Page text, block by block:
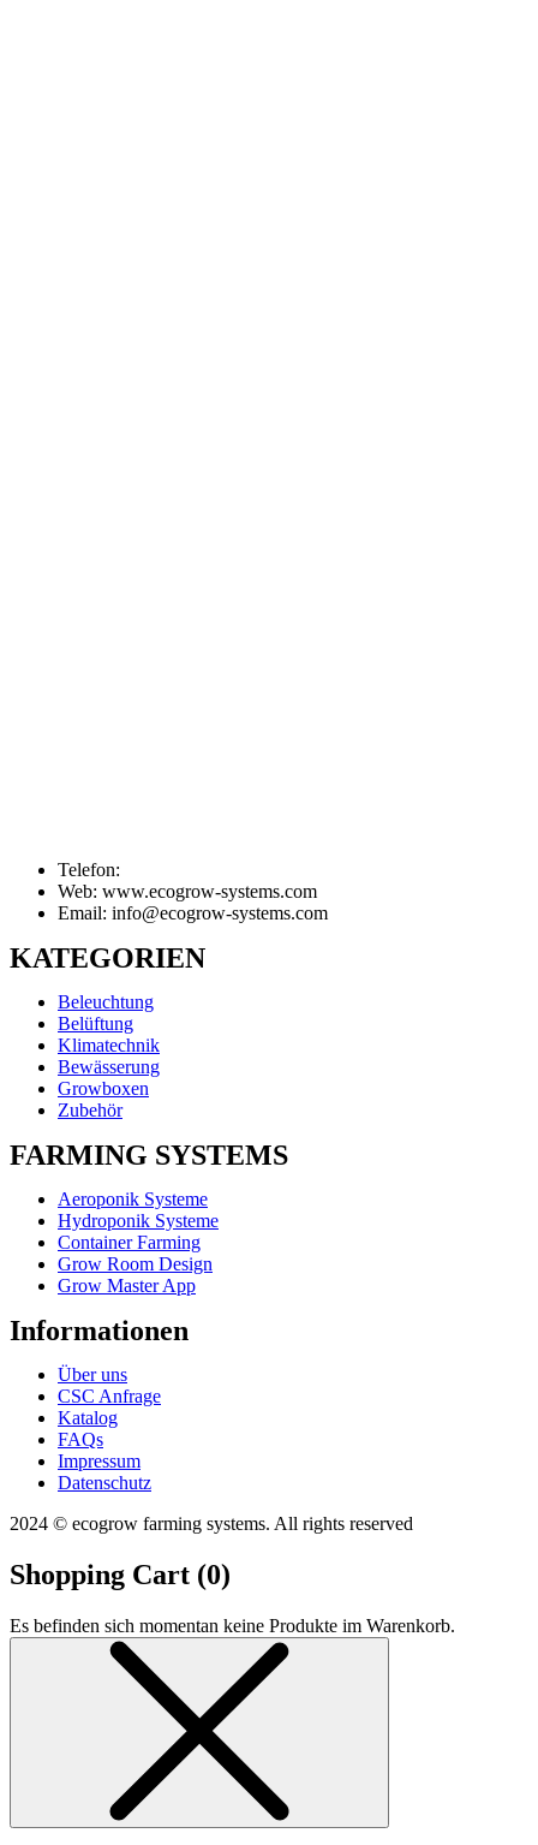
Telefon:
Web: www.ecogrow-systems.com
Email: info@ecogrow-systems.com
KATEGORIEN
Beleuchtung
Belüftung
Klimatechnik
Bewässerung
Growboxen
Zubehör
FARMING SYSTEMS
Aeroponik Systeme
Hydroponik Systeme
Container Farming
Grow Room Design
Grow Master App
Informationen
Über uns
CSC Anfrage
Katalog
FAQs
Impressum
Datenschutz
2024 © ecogrow farming systems. All rights reserved
Shopping Cart (0)
Es befinden sich momentan keine Produkte im Warenkorb.